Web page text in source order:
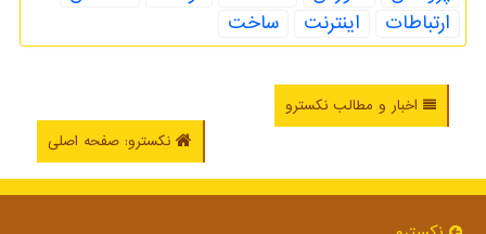
ارتباطات
اینترنت ساخت
اخبار و مطالب نکسترو
نکسترو: صفحه اصلی